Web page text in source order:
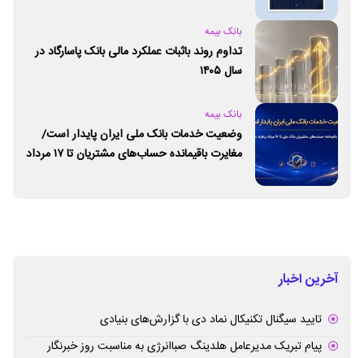
بانک بیمه
تداوم روند باثبات عملکرد مالی بانک پاسارگاد در
سال ۱۴۰۵
بانک بیمه
وضعیت خدمات بانک ملی ایران پایدار است/
مغایرت‌ باقیمانده حساب‌های مشتریان تا ۱۷ مرداد
آخرین اخبار
تایید سیگنال تکنیکال نماد دی با گزارش‌های بنیادی
پیام تبریک مدیرعامل هلدینگ صباانرژی به مناسبت روز خبرنگار